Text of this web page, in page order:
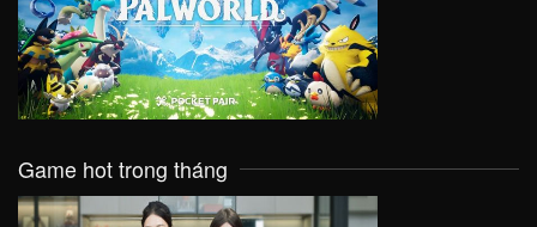
VIEW
Game hot trong tháng